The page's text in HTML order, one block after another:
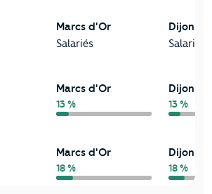
Marcs d'Or
Salariés
Dijon
Salariés
Marcs d'Or
13 %
Dijon
13 %
Marcs d'Or
18 %
Dijon
18 %